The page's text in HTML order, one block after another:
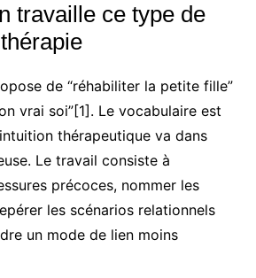
travaille ce type de
de “réhabiliter la petite fille”
vrai soi”[1]. Le vocabulaire est
thérapeutique va dans
Le travail consiste à
précoces, nommer les
les scénarios relationnels
un mode de lien moins